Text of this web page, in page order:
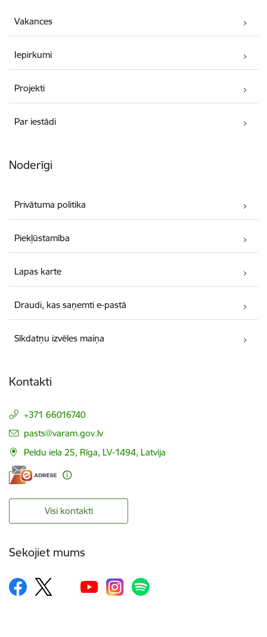
Vakances
Iepirkumi
Projekti
Par iestādi
Noderīgi
Privātuma politika
Piekļūstamība
Lapas karte
Draudi, kas saņemti e-pastā
Sīkdatņu izvēles maiņa
Kontakti
+371 66016740
E-pasts:
pasts@varam.gov.lv
Peldu iela 25, Rīga, LV-1494, Latvija
Visi kontakti
Sekojiet mums